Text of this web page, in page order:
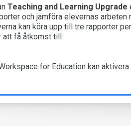
Teaching and Learning Upgrade
och jämföra elevernas arbeten
kan köra upp till tre rapporter per
att få åtkomst till
for Education kan aktivera